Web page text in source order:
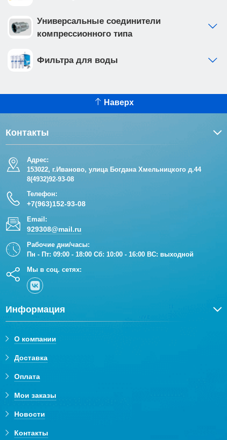
Универсальные соединители
компрессионного типа
Фильтра для воды
Наверх
Контакты
Адрес:
153022, г.Иваново, улица Богдана Хмельницкого д.44
8(4932)92-93-08
Телефон:
+7(963)152-93-08
Email:
929308@mail.ru
Рабочие дни/часы:
Пн - Пт: 09:00 - 18:00 Сб: 10:00 - 16:00 ВС: выходной
Мы в соц. сетях:
Информация
О компании
Доставка
Оплата
Мои заказы
Новости
Контакты